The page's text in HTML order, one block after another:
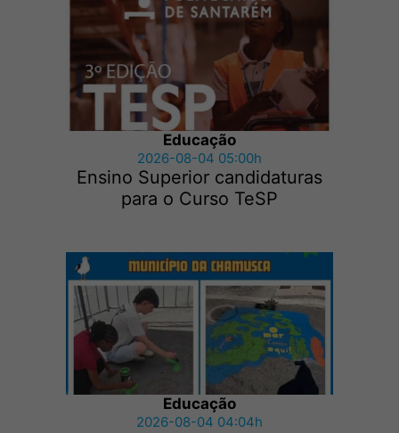
Educação
2026-08-04 05:00h
Ensino Superior candidaturas
para o Curso TeSP
Educação
2026-08-04 04:04h